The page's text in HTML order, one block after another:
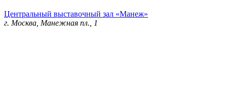
Центральный выставочный зал «Манеж»
г. Москва, Манежная пл., 1